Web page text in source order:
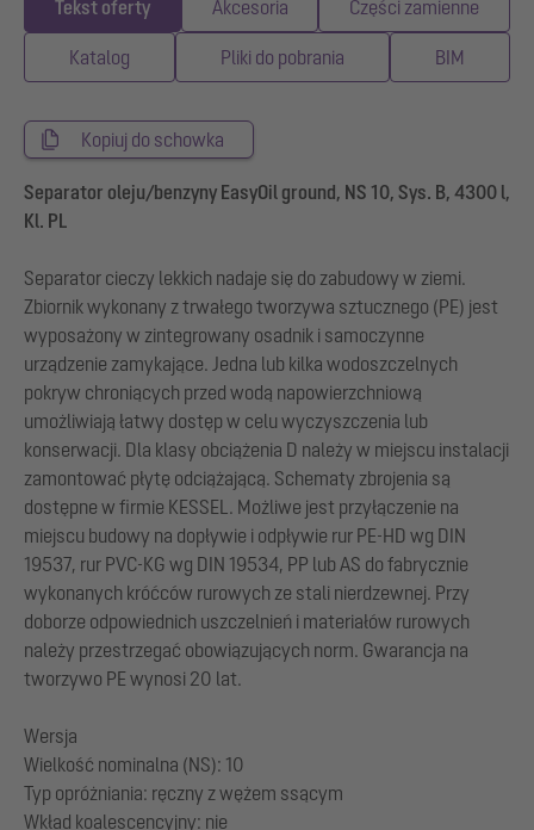
Tekst oferty Akcesoria Części zamienne
Katalog Pliki do pobrania BIM
Kopiuj do schowka
Separator oleju/benzyny EasyOil ground, NS 10, Sys. B, 4300 l,
Kl. PL
Separator cieczy lekkich nadaje się do zabudowy w ziemi.
Zbiornik wykonany z trwałego tworzywa sztucznego (PE) jest
wyposażony w zintegrowany osadnik i samoczynne
urządzenie zamykające. Jedna lub kilka wodoszczelnych
pokryw chroniących przed wodą napowierzchniową
umożliwiają łatwy dostęp w celu wyczyszczenia lub
konserwacji. Dla klasy obciążenia D należy w miejscu instalacji
zamontować płytę odciążającą. Schematy zbrojenia są
dostępne w firmie KESSEL. Możliwe jest przyłączenie na
miejscu budowy na dopływie i odpływie rur PE-HD wg DIN
19537, rur PVC-KG wg DIN 19534, PP lub AS do fabrycznie
wykonanych króćców rurowych ze stali nierdzewnej. Przy
doborze odpowiednich uszczelnień i materiałów rurowych
należy przestrzegać obowiązujących norm. Gwarancja na
tworzywo PE wynosi 20 lat.
Wersja
Wielkość nominalna (NS): 10
Typ opróżniania: ręczny z wężem ssącym
Wkład koalescencyjny: nie